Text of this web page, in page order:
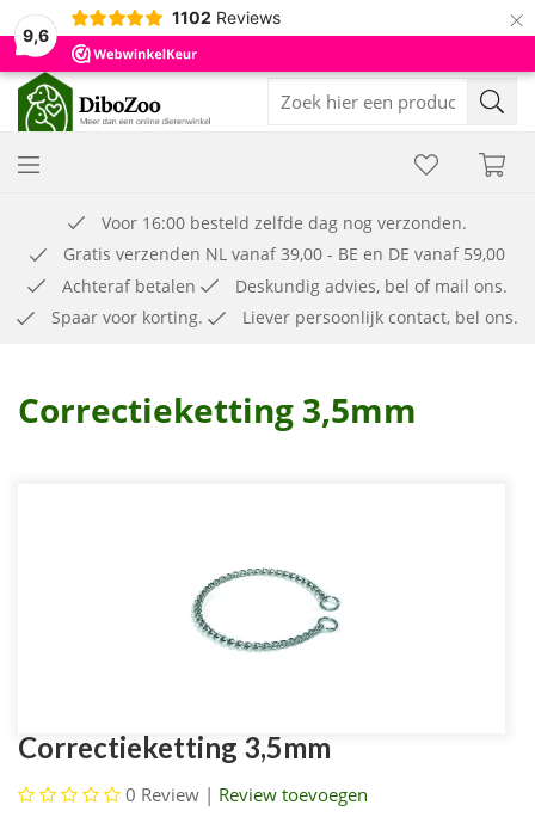
9,6
1102 Reviews ×
Voor 16:00 besteld zelfde dag nog verzonden.
Gratis verzenden NL vanaf 39,00 - BE en DE vanaf 59,00
Achteraf betalen
Deskundig advies, bel of mail ons.
Spaar voor korting.
Liever persoonlijk contact, bel ons.
Correctieketting 3,5mm
Correctieketting 3,5mm
0 Review | Review toevoegen